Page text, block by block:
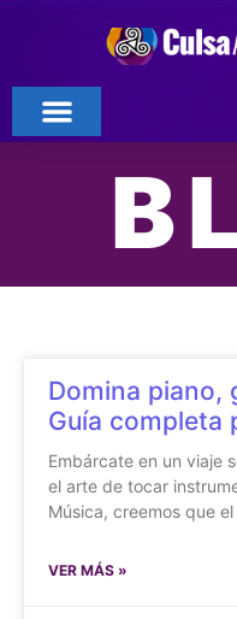
Domina piano,
Guía completa
Embárcate en un viaje
el arte de tocar
Música, creemos que
VER MÁS »